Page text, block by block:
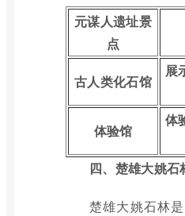
元谋人遗址景
点
古人类化石馆
展
体验馆
体
四、楚雄大姚石
楚雄大姚石林